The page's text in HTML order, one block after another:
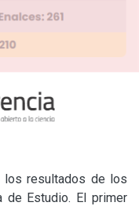
los resultados de los
de Estudio. El primer